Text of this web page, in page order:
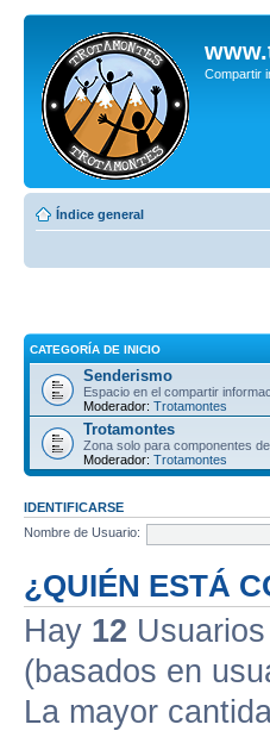
Compartir
Índice general
CATEGORÍA DE INICIO
Senderismo
Espacio en el compartir
Moderador: Trotamontes
Trotamontes
Zona solo para componentes
Moderador: Trotamontes
IDENTIFICARSE
Nombre de Usuario:
¿QUIÉN ESTÁ
Hay 12
(basados en
La mayor